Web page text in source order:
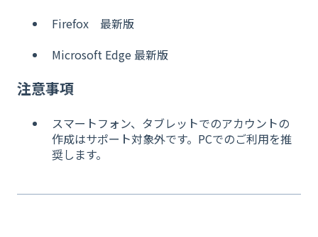
Firefox 最新版
Microsoft Edge 最新版
注意事項
スマートフォン、タブレットでのアカウントの
作成はサポート対象外です。PCでのご利用を推
奨します。